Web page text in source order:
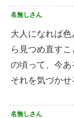
名無しさん
大人になれば
ら見つめ直す
の頃って、今
それを気づか
名無しさん